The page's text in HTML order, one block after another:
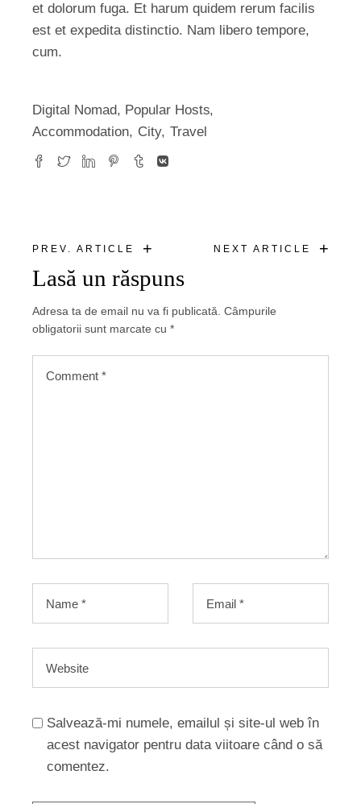
et dolorum fuga. Et harum quidem rerum facilis
est et expedita distinctio. Nam libero tempore,
cum.
Digital Nomad, Popular Hosts
Accommodation
City Travel
PREV. ARTICLE + NEXT ARTICLE +
Lasă un răspuns
Adresa ta de email nu va fi publicată. Câmpurile
obligatorii sunt marcate cu*
Salvează-mi numele, emailul și site-ul web în
acest navigator pentru data viitoare când o să
comentez.